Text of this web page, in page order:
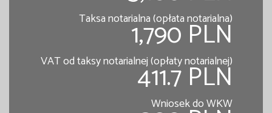
Taksa notarialna (opłata notarialna)
1,790 PLN
VAT od taksy notarialnej (opłaty notarialnej)
411.7 PLN
Wniosek do WKW